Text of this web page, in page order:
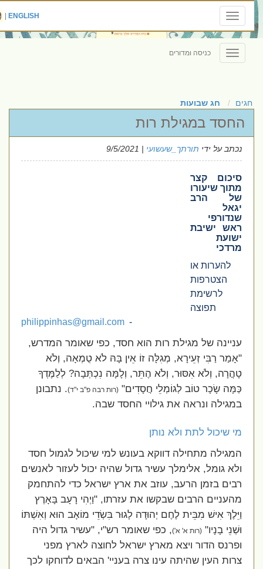
Toggle
navigation
ENGLISH
|
Toggle
navigation
כניסה ומדורים
חגים חג שבועות
החסד במגילת רות
נכתב על ידיתורתך_שעשועי| 9/5/2021
סיכום קצר
מתוך שיעורו
של הרב
יגאל
שנדורפי
ראש ישיבת
ישועת
מרדכי
להערות או
הצטרפות
לרשימת
תפוצה
philippinhas@gmail.com
עניינה של מגילת רות הוא חסד, כפי שאומר המדרש,
"אָמַר רַבִּי זְעֵירָא, מְגִלָּה זוֹ אֵין בָּהּ לֹא טֻמְאָה, וְלֹא
טָהֳרָה, וְלֹא אִסּוּר, וְלֹא הֶתֵּר, וְלָמָּה נִכְתְּבָה? לְלַמֶּדְךָ
כַּמָּה שָׂכָר טוֹב לְגוֹמְלֵי חֲסָדִים"(רות רבה פ"ב י"ד). נתבונן
במגילה ונראה את גילויי החסד שבה.
מי שיכול לתת ולא נותן
המגילה מתחילה דווקא בעונש למי שיכול לגמול חסד
ולא גומל, אלימלך עשיר גדול שהיה יכול לעזור לאנשים
רבים בזמן הרעב, עוזב את ארץ ישראל כדי להתחמק
מהעניים הרבים שבקשו את עזרתו, "וַיְהִי רָעָב בָּאָרֶץ
וַיֵּלֶךְ אִישׁ מִבֵּית לֶחֶם יְהוּדָה לָגוּר בִּשְׂדֵי מוֹאָב הוּא וְאִשְׁתּוֹ
וּשְׁנֵי בָנָיו" (רות א' א') , כפי שאומר רש"י, "עשיר גדול היה
ופרנס הדור ויצא מארץ ישראל לחוצה לארץ מפני
צרות העין שהיתה עינו צרה בעניי' הבאים לדוחקו לכך